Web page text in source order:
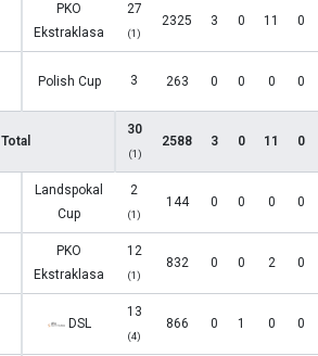
PKO
Ekstraklasa
27
(1)
2325 3 0 11 0
Polish Cup 3 263 0 0 0 0
Total
30
(1)
2588 3 0 11 0
Landspokal
Cup
2
(1)
144 0 0 0 0
PKO
Ekstraklasa
12
(1)
832 0 0 2 0
DSL
13
(4)
866 0 1 0 0